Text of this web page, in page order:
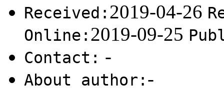
Received: 2019-04-26
Online: 2019-09-25
Contact: -
About author: -